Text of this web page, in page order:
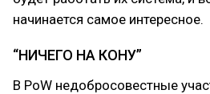
начинается самое интересное.
“НИЧЕГО НА КОНУ”
В PoW недобросовестные